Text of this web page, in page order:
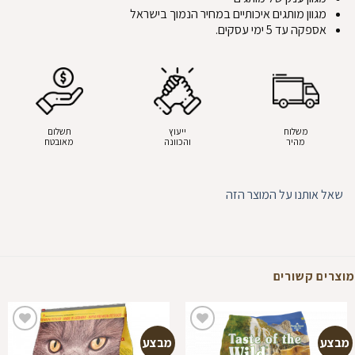
מגוון מותגים איכותיים במחיר הנמוך בישראל
אספקה עד 5 ימי עסקים.
משלוח
מהיר
ייעוץ
והכוונה
תשלום
מאובטח
שאל אותנו על המוצר הזה
מוצרים קשורים
מבצע מבצע